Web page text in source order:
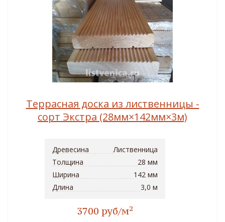
Террасная доска из лиственницы -
сорт Экстра (28мм×142мм×3м)
Древесина
Лиственница
Толщина
28 мм
Ширина
142 мм
Длина
3,0 м
3700 руб/м2